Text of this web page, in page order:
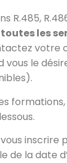
R.485,
toutes les
votre
vous le
inscrire
de la date